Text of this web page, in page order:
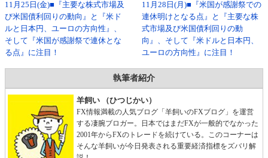
11月25日(金)■『主要な株式市場及
び米国債利回りの動向』と『米ド
ルと日本円、ユーロの方向性』、
そして『米国が感謝祭で連休とな
る点』に注目！
11月28日(月)■『米国が感謝祭での
連休明けとなる点』と『主要な株
式市場及び米国債利回りの動
向』、そして『米ドルと日本円、
ユーロの方向性』に注目！
執筆者紹介
羊飼い （ひつじかい）
FX情報満載の人気ブログ「羊飼いのFXブログ」を運営
する凄腕ブロガー。日本ではまだFXが一般的でなかった
2001年からFXのトレードを続けている。このコーナーは
そんな羊飼いが今日発表される重要経済指標をズバリ解